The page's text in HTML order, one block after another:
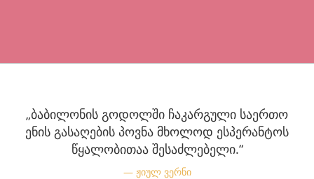
„ბაბილონის გოდოლში ჩაკარგული საერთო
ენის გასაღების პოვნა მხოლოდ ესპერანტოს
წყალობითაა შესაძლებელი.“
ჟიულ ვერნი